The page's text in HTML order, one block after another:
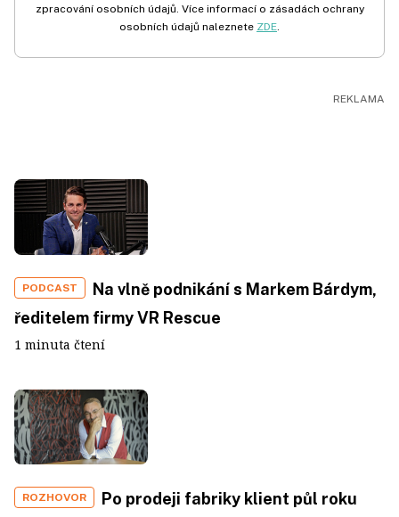
zpracování osobních údajů. Více informací o zásadách ochrany
osobních údajů naleznete ZDE.
PODCAST
Na vlně podnikání s Markem Bárdym,
ředitelem firmy VR Rescue
1 minuta čtení
ROZHOVOR
Po prodeji fabriky klient půl roku